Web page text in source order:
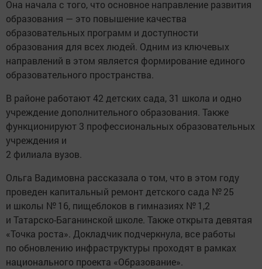
Она начала с того, что основное направление развития
образования — это повышение качества
образовательных программ и доступности
образования для всех людей. Одним из ключевых
направлений в этом является формирование единого
образовательного прост­ранства.
В районе работают 42 детских сада, 31 школа и одно
учреждение дополнительного образования. Также
функционируют 3 профессиональных образовательных
учреждения и
2 филиала вузов.
Ольга Вадимовна рассказала о том, что в этом году
проведен капитальный ремонт детского сада № 25
и школы № 16, пищеблоков в гимназиях № 1,2
и Татарско-Баганинской школе. Также открыта девятая
«Точка роста». Докладчик подчеркнула, все работы
по обновлению инфраструктуры проходят в рамках
национального проекта «Образование».